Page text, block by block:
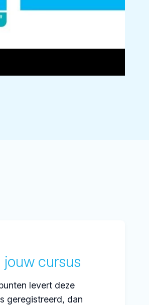
jouw cursus
levert deze
geregistreerd, dan